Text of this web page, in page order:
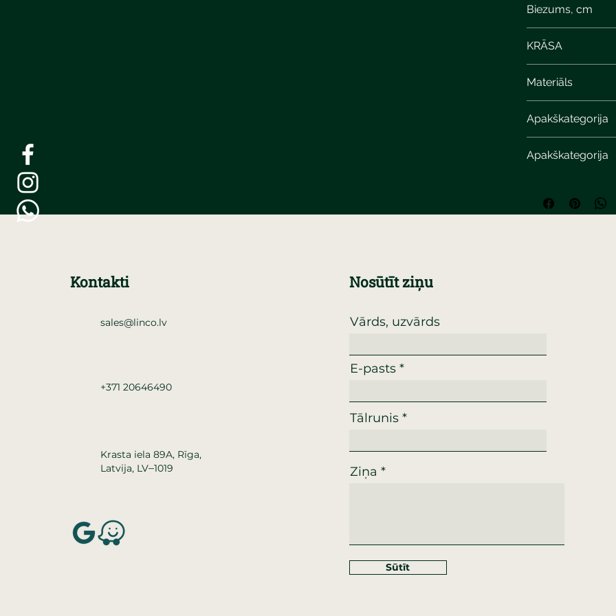
Biezums, cm
KRĀSA
Materiāls
Apakškategorija
Apakškategorija
Kontakti
sales@linco.lv
+371 20646490
Krasta iela 89A, Rīga,
Latvija, LV–1019
Nosūtīt ziņu
Vārds, uzvārds
E-pasts
Tālrunis
Ziņa
Sūtīt